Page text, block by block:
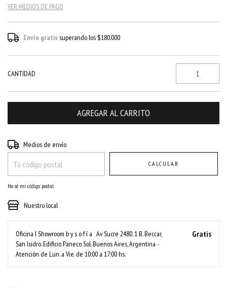
VER MEDIOS DE PAGO
Envío gratissuperando los $180.000
CANTIDAD
Entregas para el CP:
Medios de envío
CALCULAR
No sé mi código postal
Nuestro local
Oficina I Showroom b y s o f í a Av Sucre 2480. 1 B. Beccar,
San Isidro. Edificio Paneco Sol. Buenos Aires, Argentina -
Atención de Lun. a Vie. de 10:00 a 17:00 hs.
Gratis